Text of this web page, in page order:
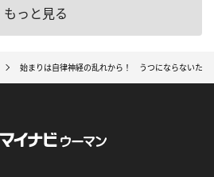
もっと見る
始まりは自律神経の乱れから！ うつにならないため